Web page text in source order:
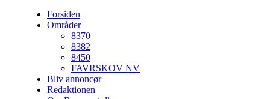
Forsiden
Områder
8370
8382
8450
FAVRSKOV NV
Bliv annoncør
Redaktionen